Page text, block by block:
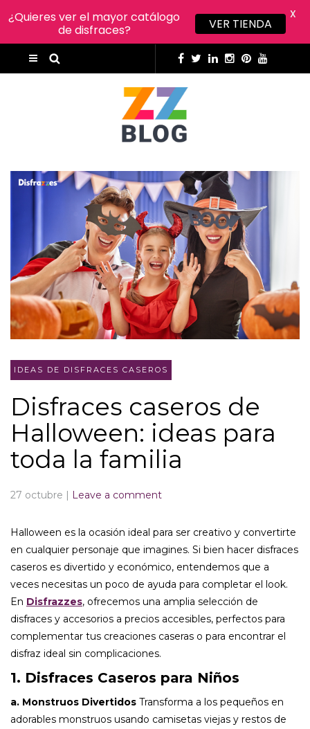
IDEAS DE DISFRACES CASEROS
Disfraces caseros de
Halloween: ideas para
toda la familia
27 octubre | Leave a comment
Halloween es la ocasión ideal para ser creativo y convertirte
en cualquier personaje que imagines. Si bien hacer disfraces
caseros es divertido y económico, entendemos que a
veces necesitas un poco de ayuda para completar el look.
En Disfrazzes, ofrecemos una amplia selección de
disfraces y accesorios a precios accesibles, perfectos para
complementar tus creaciones caseras o para encontrar el
disfraz ideal sin complicaciones.
1. Disfraces Caseros para Niños
a. Monstruos Divertidos Transforma a los pequeños en
adorables monstruos usando camisetas viejas y restos de
¿Quieres ver el mayor catálogo
de disfraces?
VER TIENDA X